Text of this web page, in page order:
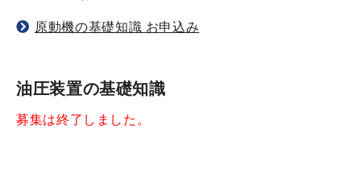
原動機の基礎知識 お申込み
油圧装置の基礎知識
募集は終了しました。